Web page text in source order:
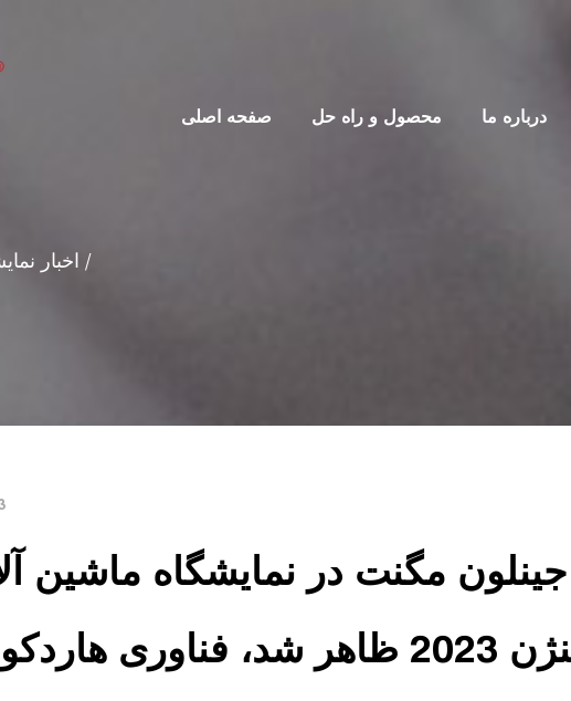
صفحه اصلی محصول و راه حل درباره ما
اخبار /
جینلون مگنت در نمایشگاه ماشین
شنژن 2023 ظاهر شد، فناوری